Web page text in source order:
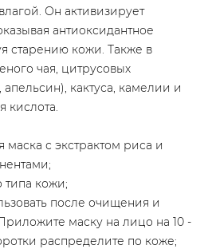
Он активизирует
антиоксидантное
старению кожи. Также в
чая, цитрусовых
кактуса, камелии и
кислота.
маска с экстрактом риса и
типа кожи;
после очищения и
маску на лицо на 10 -
распределите по коже;